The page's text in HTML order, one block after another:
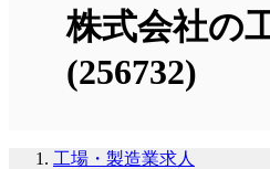
株式会社の
(256732)
工場・製造業求人